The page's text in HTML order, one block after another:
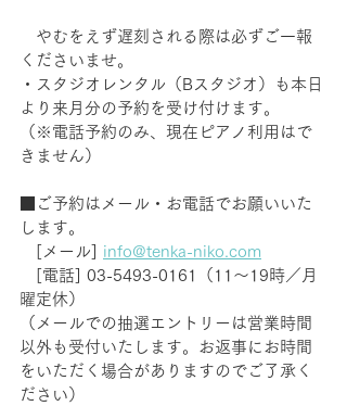
やむをえず遅刻される際は必ずご一報
くださいませ。
・スタジオレンタル（Bスタジオ）も本日
より来月分の予約を受け付けます。
（※電話予約のみ、現在ピアノ利用はで
きません）
■ご予約はメール・お電話でお願いいた
します。
[メール] info@tenka-niko.com
[電話] 03-5493-0161（11～19時／月
曜定休）
（メールでの抽選エントリーは営業時間
以外も受付いたします。お返事にお時間
をいただく場合がありますのでご了承く
ださい）